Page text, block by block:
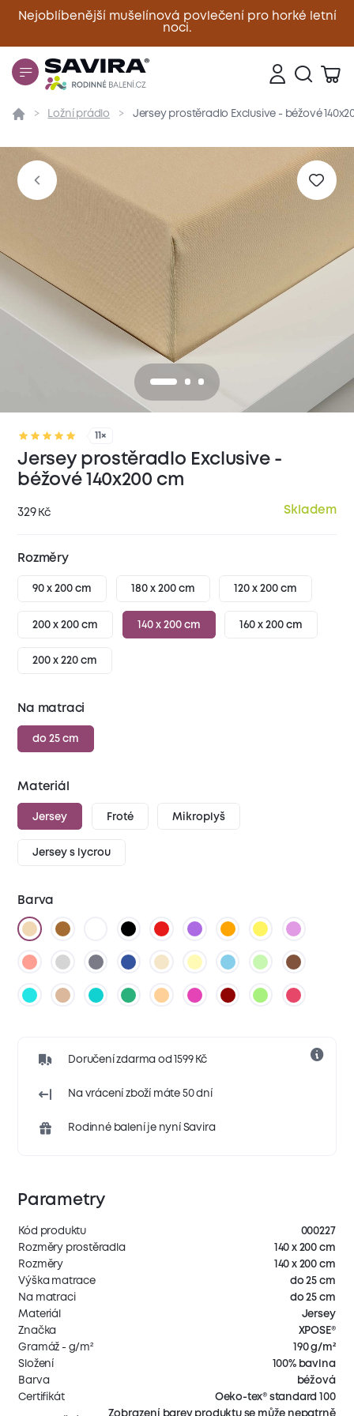
Nejoblíbenější mušelínová povlečení pro horké letní
noci.
Zavřít
Přehled Parametry Popis produktu Materiál
Ložní prádlo Jersey prostěradlo Exclusive - béžové
11×
Jersey prostěradlo Exclusive -
béžové 140x200 cm
329 Kč Skladem
Rozměry
90 x 200 cm 180 x 200 cm 120 x 200 cm
200 x 200 cm 140 x 200 cm 160 x 200 cm
200 x 220 cm
Na matraci
do 25 cm
Materiál
Jersey Froté Mikroplyš
Jersey s lycrou
Barva
Doručení zdarma od 1599 Kč
Na vrácení zboží máte 50 dní
Rodinné balení je nyní Savira
Parametry
Kód produktu
000227
Rozměry prostěradla
140 x 200 cm
Rozměry
140 x 200 cm
Výška matrace
do 25 cm
Na matraci
do 25 cm
Materiál
Jersey
Značka
XPOSE®
Gramáž - g/m²
190 g/m²
Složení
100% bavlna
Barva
béžová
Certifikát
Oeko-tex® standard 100
Zobrazení barev produktu se může nepatrně